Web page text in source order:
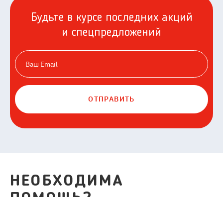
Будьте в курсе последних акций
и спецпредложений
ОТПРАВИТЬ
НЕОБХОДИМА